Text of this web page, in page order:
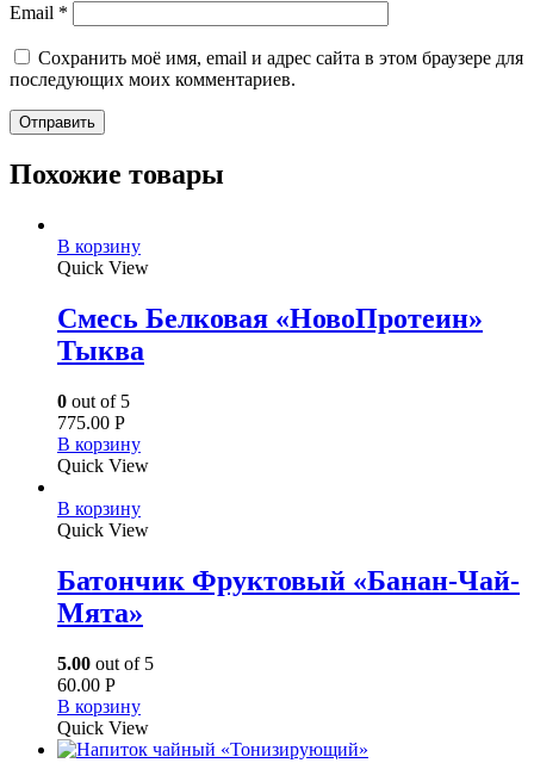
Email *
Сохранить моё имя, email и адрес сайта в этом браузере для
последующих моих комментариев.
Похожие товары
В корзину
Quick View
Смесь Белковая «НовоПротеин»
Тыква
0 out of 5
775.00 Р
В корзину
Quick View
В корзину
Quick View
Батончик Фруктовый «Банан-Чай-
Мята»
5.00 out of 5
60.00 Р
В корзину
Quick View